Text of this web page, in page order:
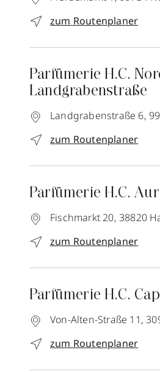
zum Routenplaner
Parfümerie H.C.
Landgrabenstraße
Landgrabenstraße 6,
zum Routenplaner
Parfümerie H.C.
Fischmarkt 20, 38820
zum Routenplaner
Parfümerie H.C.
Von-Alten-Straße 11,
zum Routenplaner